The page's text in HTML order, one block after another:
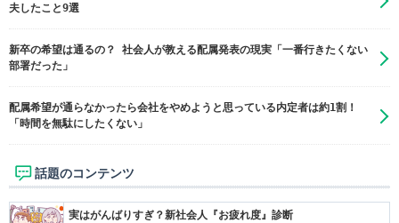
夫したこと9選
新卒の希望は通るの？ 社会人が教える配属発表の現実「一番行きたくない
部署だった」
配属希望が通らなかったら会社をやめようと思っている内定者は約1割！
「時間を無駄にしたくない」
話題のコンテンツ
実はがんばりすぎ？新社会人『お疲れ度』診断